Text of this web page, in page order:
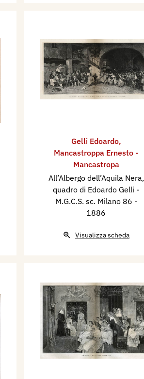
Gelli Edoardo,
Mancastroppa Ernesto -
Mancastropa
All’Albergo dell’Aquila Nera,
quadro di Edoardo Gelli -
M.G.C.S. sc. Milano 86 -
1886
Visualizza scheda